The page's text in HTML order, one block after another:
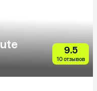
9.5
10 отзывов